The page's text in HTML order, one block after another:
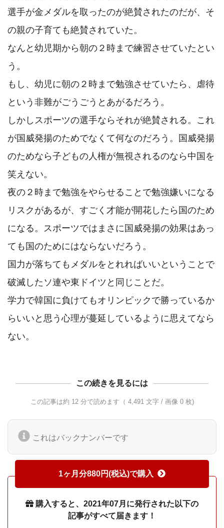
選手が金メダルを取ったのが絶賛されたのだが、そ
の親の子育ても絶賛されていた。
なんと幼児期から朝の２時まで練習させていたとい
う。
もし、幼児に朝の２時まで勉強させていたら、虐待
という非難がごうごうとあがるだろう。
しかしスポーツの選手ならそれが絶賛される。これ
が国威発揚のためでなくて何なのだろう。国威発揚
のためなら子どもの人権が無視されるのなら中国を
笑えない。
夜の２時まで勉強をやらせることで勉強嫌いになる
リスクがあるが、すごく才能が開花したら国のため
になる。スポーツではまさに国威発揚の効果はあっ
ても国のためにはならないだろう。
国力が落ちてもメダルをとれればいいということで
破滅したソ連や東ドイツと同じことだ。
学力で韓国に負けてもオリンピックで勝っているか
らいいと思う心理が蔓延しているように思えてなら
ない。
この続きを見るには
この記事は約 12 分で読めます（ 4,491 文字 / 画像 0 枚)
これはバックナンバーです
1ヶ月分880円(税込)で購入
購入すると、2021年07月に発行された以下の
記事がすべて届きます！